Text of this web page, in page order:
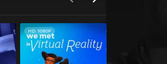
HD 1080P